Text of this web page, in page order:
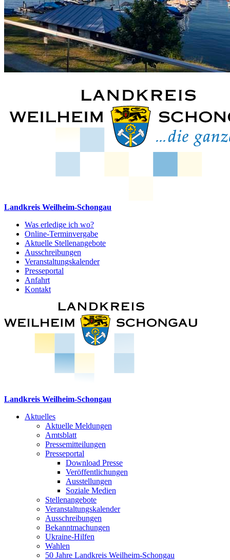
Landkreis Weilheim-Schongau
Was erledige ich wo?
Online-Terminvergabe
Aktuelle Stellenangebote
Ausschreibungen
Veranstaltungskalender
Presseportal
Anfahrt
Kontakt
Landkreis Weilheim-Schongau
Aktuelles
Aktuelle Meldungen
Amtsblatt
Pressemitteilungen
Presseportal
Download Presse
Veröffentlichungen
Ausstellungen
Soziale Medien
Stellenangebote
Veranstaltungskalender
Ausschreibungen
Bekanntmachungen
Ukraine-Hilfen
Wahlen
50 Jahre Landkreis Weilheim-Schongau